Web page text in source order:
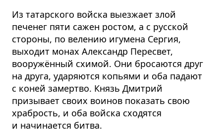
Из татарского войска выезжает злой
печенег пяти сажен ростом, а с русской
стороны, по велению игумена Сергия,
выходит монах Александр Пересвет,
вооружённый схимой. Они бросаются друг
на друга, ударяются копьями и оба падают
с коней замертво. Князь Дмитрий
призывает своих воинов показать свою
храбрость, и оба войска сходятся
и начинается битва.